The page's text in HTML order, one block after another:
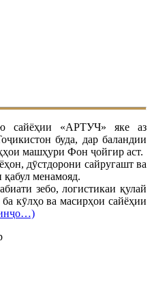
«АРТУЧ» яке аз
буда, дар баландии
машҳури Фон ҷойгир аст.
дӯстдорони сайругашт ва
қабул менамояд.
зебо, логистикаи қулай
кӯлҳо ва масирҳои сайёҳии